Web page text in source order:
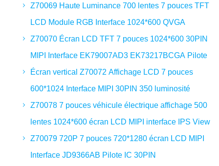
Z70069 Haute Luminance 700 lentes 7 pouces TFT
LCD Module RGB Interface 1024*600 QVGA
Z70070 Écran LCD TFT 7 pouces 1024*600 30PIN
MIPI Interface EK79007AD3 EK73217BCGA Pilote
Écran vertical Z70072 Affichage LCD 7 pouces
600*1024 Interface MIPI 30PIN 350 luminosité
Z70078 7 pouces véhicule électrique affichage 500
lentes 1024*600 écran LCD MIPI interface IPS View
Z70079 720P 7 pouces 720*1280 écran LCD MIPI
Interface JD9366AB Pilote IC 30PIN